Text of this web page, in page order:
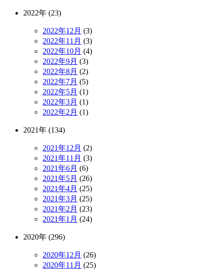
2022年 (23)
2022年12月 (3)
2022年11月 (3)
2022年10月 (4)
2022年9月 (3)
2022年8月 (2)
2022年7月 (5)
2022年5月 (1)
2022年3月 (1)
2022年2月 (1)
2021年 (134)
2021年12月 (2)
2021年11月 (3)
2021年6月 (6)
2021年5月 (26)
2021年4月 (25)
2021年3月 (25)
2021年2月 (23)
2021年1月 (24)
2020年 (296)
2020年12月 (26)
2020年11月 (25)